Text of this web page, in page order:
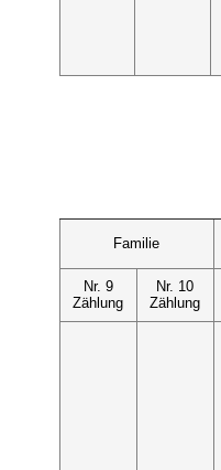
Familie
Nr. 9
Zählung
Nr. 10
Zählung